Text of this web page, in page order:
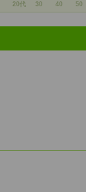
20代 30 40 50